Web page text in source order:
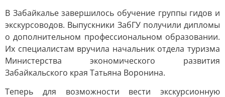
В Забайкалье завершилось обучение группы гидов и
экскурсоводов. Выпускники ЗабГУ получили дипломы
о дополнительном профессиональном образовании.
Их специалистам вручила начальник отдела туризма
Министерства экономического развития
Забайкальского края Татьяна Воронина.
Теперь для возможности вести экскурсионную